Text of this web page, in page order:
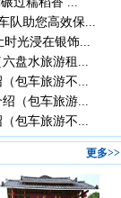
队助您高效保...
光浸在银饰...
盘水旅游租...
包车旅游不...
（包车旅游...
包车旅游不...
更多>>